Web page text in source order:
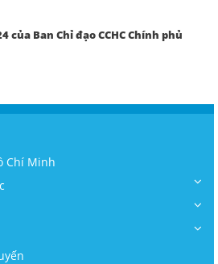
của Ban Chỉ đạo CCHC Chính phủ
Chí Minh